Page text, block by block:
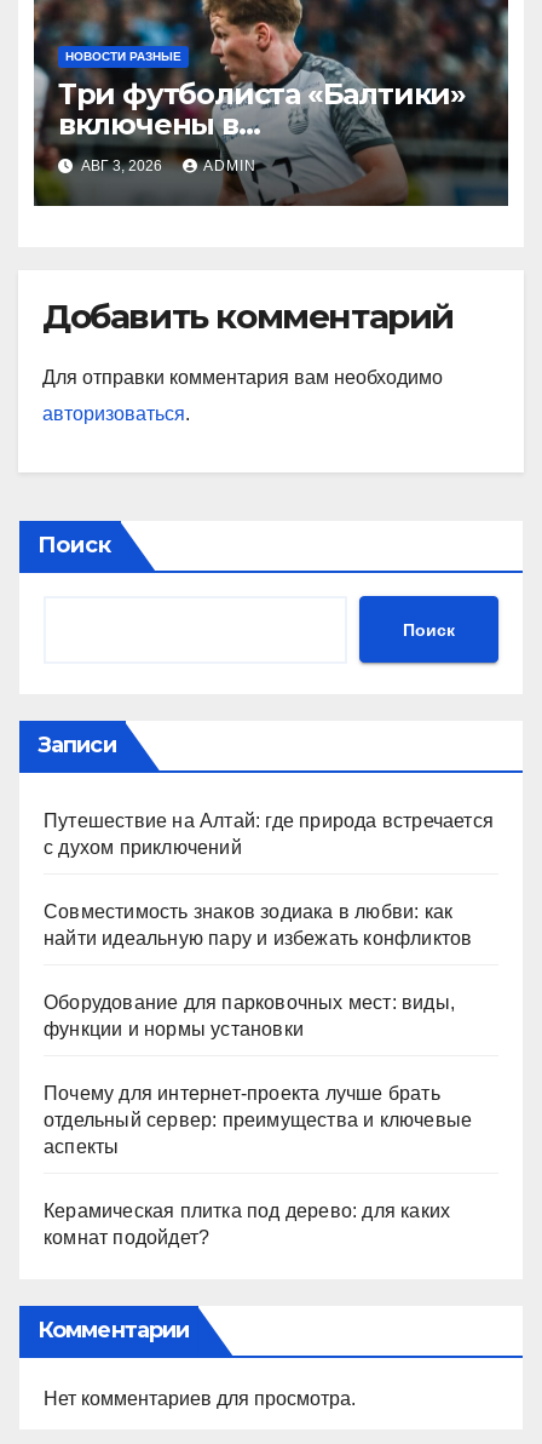
НОВОСТИ РАЗНЫЕ
Три футболиста «Балтики»
включены в
символическую сборную
2‑го тура РПЛ по версии
подписчиков МАТЧ
АВГ 3, 2026 ADMIN
Добавить комментарий
Для отправки комментария вам необходимо
авторизоваться.
Поиск
Поиск
Записи
Путешествие на Алтай: где природа встречается
с духом приключений
Совместимость знаков зодиака в любви: как
найти идеальную пару и избежать конфликтов
Оборудование для парковочных мест: виды,
функции и нормы установки
Почему для интернет-проекта лучше брать
отдельный сервер: преимущества и ключевые
аспекты
Керамическая плитка под дерево: для каких
комнат подойдет?
Комментарии
Нет комментариев для просмотра.